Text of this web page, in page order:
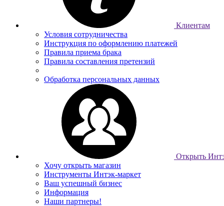
Клиентам
Условия сотрудничества
Инструкция по оформлению платежей
Правила приема брака
Правила составления претензий
Обработка персональных данных
Открыть
Хочу открыть магазин
Инструменты Интэк-маркет
Ваш успешный бизнес
Информация
Наши партнеры!